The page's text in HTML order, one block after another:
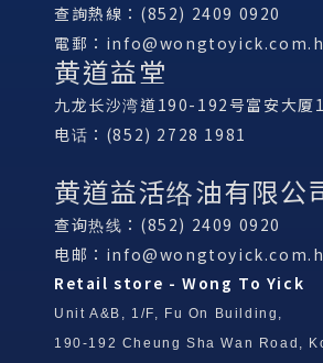
查詢熱線：(852) 2409 0920
電郵：
黄道益堂
九龙长沙湾道190-192号富安大厦
电话：(852) 2728 1981
黄道益活络油有限公
查询热线：(852) 2409 0920
电邮：
Retail store - Wong To Yick
Unit A&B, 1/F, Fu On Building,
190-192 Cheung Sha Wan Road,